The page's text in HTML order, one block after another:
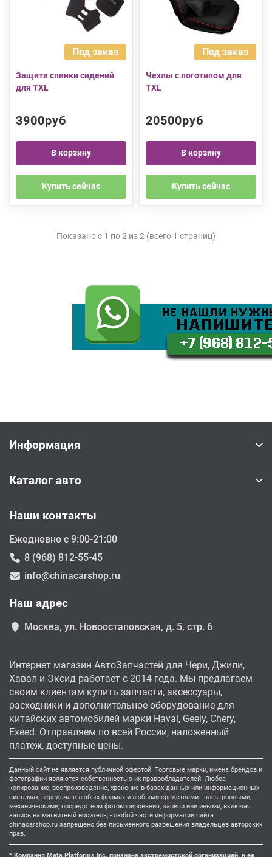
Под заказ
Защита спинки сидений
для TXL
3900руб
В корзину
Купить сейчас
Под заказ
Чехлы с логотипом для
TXL
20500руб
В корзину
Купить сейчас
Показано с 1 по 2 из 2 (всего 1 страниц)
Информация
Каталог авто
Наши контакты
Ежедневно с 9:00-21:00
8 (968) 812-55-45
info@chinacarshop.ru
Наш адрес
Москва, ул. Новоостаповская, д. 5, стр. 6
Интернет магазин АвтоЗапчастей для Чери, Джили,
Хавал и Эксид работает с 2014 года. Мы предлагаем
своим клиентам купить запчасти, аксессуары,
расходники и дополнительное оборудование для
китайских автомобилей марки Haval, Geely, Chery,
Exeed. Отправляем по всей России, наложенный
платеж, доступные цены.
Данный сайт не является публичной офертой. Торговые марки, имена брендов и
фотографии являются собственностью их правообладателей. Любое
копирование, воспроизведение, хранение в базах данных или информационных
системах, передача в любых формах и любыми средствами - электронными,
механическими, посредством фотокопирования, записи или иными, включая
запись на магнитный носитель, - любой части информации сайта
chinacarshop.ru запрещено без письменного разрешения владельцев авторских
прав.